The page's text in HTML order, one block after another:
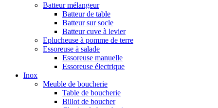
Batteur mélangeur
Batteur de table
Batteur sur socle
Batteur cuve à levier
Eplucheuse à pomme de terre
Essoreuse à salade
Essoreuse manuelle
Essoreuse électrique
Inox
Meuble de boucherie
Table de boucherie
Billot de boucher